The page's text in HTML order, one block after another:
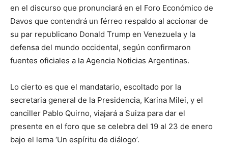
en el discurso que pronunciará en el Foro Económico de
Davos que contendrá un férreo respaldo al accionar de
su par republicano Donald Trump en Venezuela y la
defensa del mundo occidental, según confirmaron
fuentes oficiales a la Agencia Noticias Argentinas.
Lo cierto es que el mandatario, escoltado por la
secretaria general de la Presidencia, Karina Milei, y el
canciller Pablo Quirno, viajará a Suiza para dar el
presente en el foro que se celebra del 19 al 23 de enero
bajo el lema ‘Un espíritu de diálogo’.